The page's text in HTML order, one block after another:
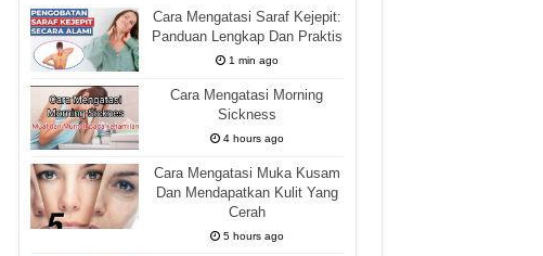
Cara Mengatasi Saraf Kejepit:
Panduan Lengkap Dan Praktis
1 min ago
Cara Mengatasi Morning
Sickness
4 hours ago
Cara Mengatasi Muka Kusam
Dan Mendapatkan Kulit Yang
Cerah
5 hours ago